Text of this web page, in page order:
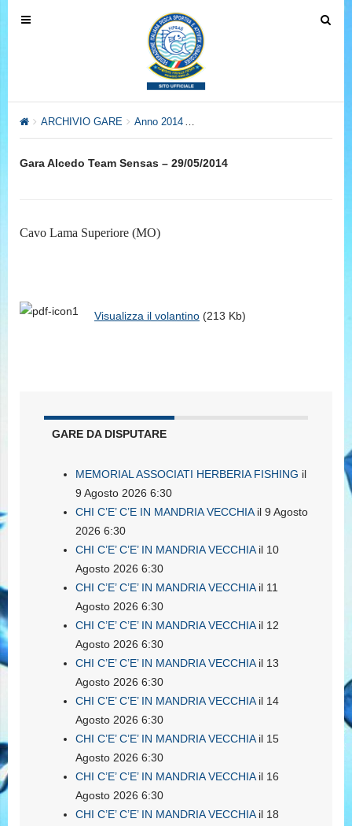
T
v
a
n
T
ARCHIVIO GARE Anno 2014
Gara Alcedo Team Sensas – 29/05/2014
Cavo Lama Superiore (MO)
Visualizza il volantino (213 Kb)
GARE DA DISPUTARE
MEMORIAL ASSOCIATI HERBERIA FISHING il
9 Agosto 2026 6:30
CHI C’E’ C’E IN MANDRIA VECCHIAil 9 Agosto
2026 6:30
CHI C’E’ C’E’ IN MANDRIA VECCHIAil 10
Agosto 2026 6:30
CHI C’E’ C’E’ IN MANDRIA VECCHIAil 11
Agosto 2026 6:30
CHI C’E’ C’E’ IN MANDRIA VECCHIAil 12
Agosto 2026 6:30
CHI C’E’ C’E’ IN MANDRIA VECCHIAil 13
Agosto 2026 6:30
CHI C’E’ C’E’ IN MANDRIA VECCHIAil 14
Agosto 2026 6:30
CHI C’E’ C’E’ IN MANDRIA VECCHIAil 15
Agosto 2026 6:30
CHI C’E’ C’E’ IN MANDRIA VECCHIAil 16
Agosto 2026 6:30
CHI C’E’ C’E’ IN MANDRIA VECCHIAil 18